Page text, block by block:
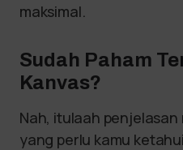
maksimal.
Sudah Paham
Kanvas?
Nah, itulaah
yang perlu kamu